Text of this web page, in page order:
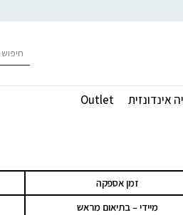
אינדונזית Outlet
זמן אספקה
מיידי – בתיאום מראש